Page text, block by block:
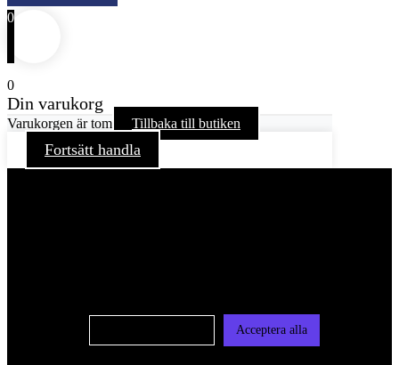
0
0
Din varukorg
Varukorgen är tom Tillbaka till butiken
Fortsätt handla
Acceptera alla